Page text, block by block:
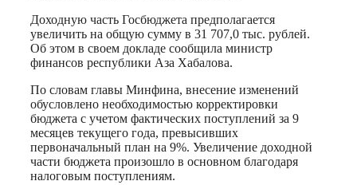
Доходную часть Госбюджета предполагается
увеличить на общую сумму в 31 707,0 тыс. рублей.
Об этом в своем докладе сообщила министр
финансов республики Аза Хабалова.
По словам главы Минфина, внесение изменений
обусловлено необходимостью корректировки
бюджета с учетом фактических поступлений за 9
месяцев текущего года, превысивших
первоначальный план на 9%. Увеличение доходной
части бюджета произошло в основном благодаря
налоговым поступлениям.